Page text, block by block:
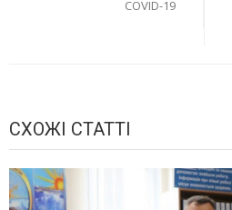
COVID-19
СХОЖІ СТАТТІ